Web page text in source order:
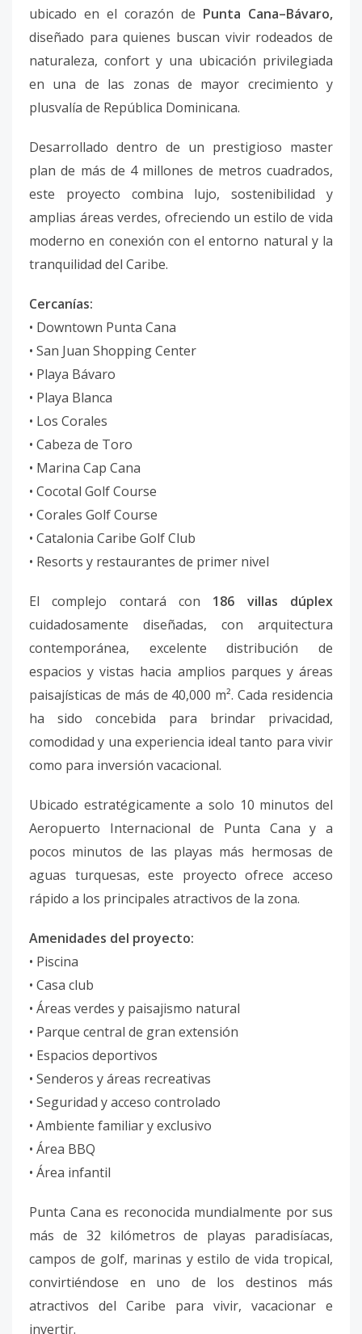
ubicado en el corazón de Punta Cana–Bávaro,
diseñado para quienes buscan vivir rodeados de
naturaleza, confort y una ubicación privilegiada
en una de las zonas de mayor crecimiento y
plusvalía de República Dominicana.
Desarrollado dentro de un prestigioso master
plan de más de 4 millones de metros cuadrados,
este proyecto combina lujo, sostenibilidad y
amplias áreas verdes, ofreciendo un estilo de vida
moderno en conexión con el entorno natural y la
tranquilidad del Caribe.
Cercanías:
• Downtown Punta Cana
• San Juan Shopping Center
• Playa Bávaro
• Playa Blanca
• Los Corales
• Cabeza de Toro
• Marina Cap Cana
• Cocotal Golf Course
• Corales Golf Course
• Catalonia Caribe Golf Club
• Resorts y restaurantes de primer nivel
El complejo contará con 186 villas dúplex
cuidadosamente diseñadas, con arquitectura
contemporánea, excelente distribución de
espacios y vistas hacia amplios parques y áreas
paisajísticas de más de 40,000 m². Cada residencia
ha sido concebida para brindar privacidad,
comodidad y una experiencia ideal tanto para vivir
como para inversión vacacional.
Ubicado estratégicamente a solo 10 minutos del
Aeropuerto Internacional de Punta Cana y a
pocos minutos de las playas más hermosas de
aguas turquesas, este proyecto ofrece acceso
rápido a los principales atractivos de la zona.
Amenidades del proyecto:
• Piscina
• Casa club
• Áreas verdes y paisajismo natural
• Parque central de gran extensión
• Espacios deportivos
• Senderos y áreas recreativas
• Seguridad y acceso controlado
• Ambiente familiar y exclusivo
• Área BBQ
• Área infantil
Punta Cana es reconocida mundialmente por sus
más de 32 kilómetros de playas paradisíacas,
campos de golf, marinas y estilo de vida tropical,
convirtiéndose en uno de los destinos más
atractivos del Caribe para vivir, vacacionar e
invertir.